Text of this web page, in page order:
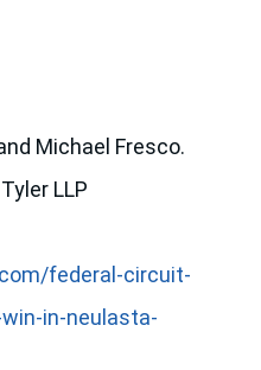
Michael Fresco.
LLP
federal-circuit-
in-neulasta-